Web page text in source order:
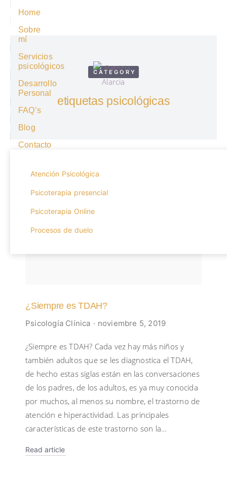
Home
Sobre
mí
Servicios
psicológicos
Atención Psicológica
Psicoterapia presencial
Psicoterapia Online
Procesos de duelo
Desarrollo
Personal
FAQ’s
Blog
Contacto
CATEGORY
etiquetas psicológicas
¿Siempre es TDAH?
Psicología Clínica noviembre 5, 2019
¿Siempre es TDAH? Cada vez hay más niños y
también adultos que se les diagnostica el TDAH,
de hecho estas siglas están en las conversaciones
de los padres, de los adultos, es ya muy conocida
por muchos, al menos su nombre, el trastorno de
atención e hiperactividad. Las principales
características de este trastorno son la…
Read article